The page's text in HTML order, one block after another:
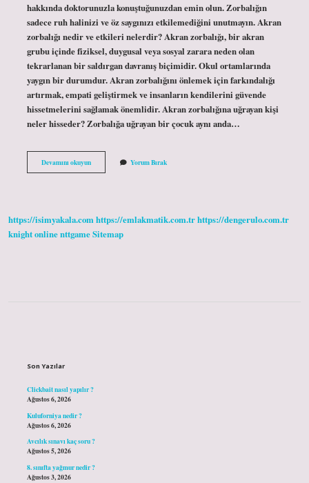
hakkında doktorunuzla konuştuğunuzdan emin olun. Zorbalığın
sadece ruh halinizi ve öz saygınızı etkilemediğini unutmayın. Akran
zorbalığı nedir ve etkileri nelerdir? Akran zorbalığı, bir akran
grubu içinde fiziksel, duygusal veya sosyal zarara neden olan
tekrarlanan bir saldırgan davranış biçimidir. Okul ortamlarında
yaygın bir durumdur. Akran zorbalığını önlemek için farkındalığı
artırmak, empati geliştirmek ve insanların kendilerini güvende
hissetmelerini sağlamak önemlidir. Akran zorbalığına uğrayan kişi
neler hisseder? Zorbalığa uğrayan bir çocuk aynı anda…
Devamını okuyunAkran
Zorbalığının
Yorum Bırak
https://isimyakala.comhttps://emlakmatik.com.trhttps://dengerulo.com.tr
knight onlinenttgameSitemap
Son Yazılar
Clickbait nasıl yapılır ?
Ağustos 6, 2026
Kuluforniya nedir ?
Ağustos 6, 2026
Avcılık sınavı kaç soru ?
Ağustos 5, 2026
8. sınıfta yağmur nedir ?
Ağustos 3, 2026